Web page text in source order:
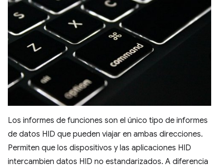
Los informes de funciones son el único tipo de informes
de datos HID que pueden viajar en ambas direcciones.
Permiten que los dispositivos y las aplicaciones HID
intercambien datos HID no estandarizados. A diferencia